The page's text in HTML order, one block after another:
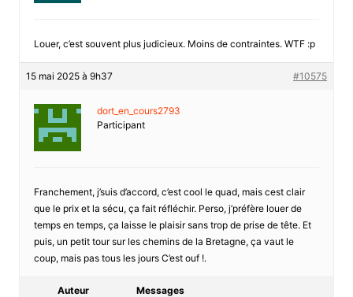
Louer, c’est souvent plus judicieux. Moins de contraintes. WTF :p
15 mai 2025 à 9h37 #10575
dort_en_cours2793
Participant
Franchement, j’suis d’accord, c’est cool le quad, mais cest clair
que le prix et la sécu, ça fait réfléchir. Perso, j’préfère louer de
temps en temps, ça laisse le plaisir sans trop de prise de tête. Et
puis, un petit tour sur les chemins de la Bretagne, ça vaut le
coup, mais pas tous les jours C’est ouf !.
Auteur Messages